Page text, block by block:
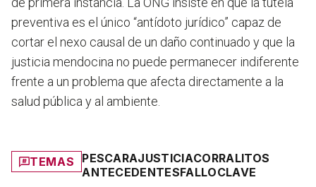
preventiva es el único “antídoto jurídico” capaz de
cortar el nexo causal de un daño continuado y que la
justicia mendocina no puede permanecer indiferente
frente a un problema que afecta directamente a la
salud pública y al ambiente.
TEMAS PESCARAJUSTICIACORRALITOS
ANTECEDENTESFALLOCLAVE